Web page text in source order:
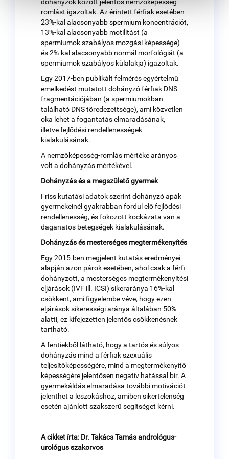
dohányzók között jelentős nemzőképesség-
romlást igazoltak. Az érintett férfiak esetében
23%-kal alacsonyabb spermium koncentrációt,
13%-kal alacsonyabb motilitást (a
spermiumok szabályos mozgási képessége)
és 2%-kal alacsonyabb normál morfológiát (a
spermiumok szabályos külalakja) igazoltak.
Egy 2017-ben publikált felmérés egyértelmű
emelkedést mutatott dohányzó férfiak DNS
fragmentációjában (a spermiumokban
található DNS töredezettsége), ami közvetlen
oka lehet a fogantatás elmaradásának,
illetve fejlődési rendellenességek
kialakulásának.
A nemzőképesség-romlás mértéke arányos
volt a dohányzás mértékével.
Dohányzás és a megszülető gyermek
Friss kutatási adatok szerint dohányzó apák
gyermekeinél gyakrabban fordul elő fejlődési
rendellenesség, és fokozott kockázata van a
daganatos betegségek kialakulásának.
Dohányzás és mesterséges megtermékenyítés
Egy 2015-ben megjelent kutatás eredményei
alapján azon párok esetében, ahol csak a férfi
dohányzott, a mesterséges megtermékenyítési
eljárások (IVF ill. ICSI) sikeraránya 16%-kal
csökkent, ami figyelembe véve, hogy ezen
eljárások sikerességi aránya általában 50%
alatti, ez kifejezetten jelentős csökkenésnek
tartható.
A fentiekből látható, hogy a tartós és súlyos
dohányzás mind a férfiak szexuális
teljesítőképességére, mind a megtermékenyítő
képességére jelentősen negatív hatással bír. A
gyermekáldás elmaradása további motivációt
jelenthet a leszokáshoz, amiben sikertelenség
esetén ajánlott szakszerű segítséget kérni.
A cikket írta: Dr. Takács Tamás andrológus-
urológus szakorvos